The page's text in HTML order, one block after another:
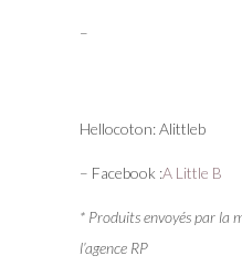
–
Hellocoton: Alittleb
– Facebook :A Little B
* Produits envoyés par la
l’agence RP